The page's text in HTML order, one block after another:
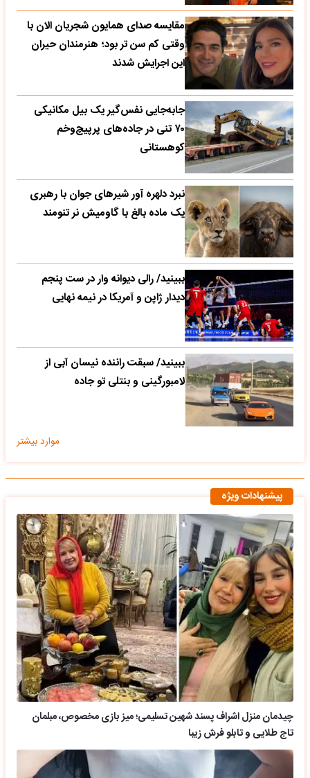
مقایسه صدای همایون شجریان الان با
وقتی کم سن تر بود؛ هنرمندان حیران
این اجرایش شدند
جابه‌جایی نفس‌گیر یک بیل مکانیکی
۷۰ تنی در جاده‌های پرپیچ‌وخم
کوهستانی
نبرد دلهره آور شیرهای جوان با رهبری
یک ماده بالغ با گاومیش نر تنومند
ببینید/ رالی دیوانه وار در ست پنجم
دیدار ژاپن و آمریکا در نیمه نهایی
ببینید/ سبقت راننده نیسان آبی از
لامبورگینی و بنتلی تو جاده
موارد بیشتر
پیشنهادات ویژه
چیدمان منزل اشراف پسند شهین تسلیمی؛ میز بازی مخصوص، مبلمان
تاج طلایی و تابلو فرش زیبا